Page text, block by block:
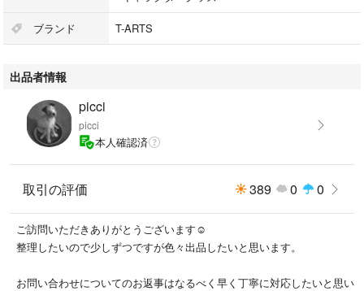
#ミニチュアダックスフント
#コーギー
#ペキニーズ #シークレット
ブランド T-ARTS
出品者情報
picci
picci
本人確認済
取引の評価 389 0 0
ご訪問いただきありがとうございます☺︎
整理したいので少しずつですが色々出品したいと思います。
お問い合わせについてのお返事はなるべく早く丁寧に対応したいと思い